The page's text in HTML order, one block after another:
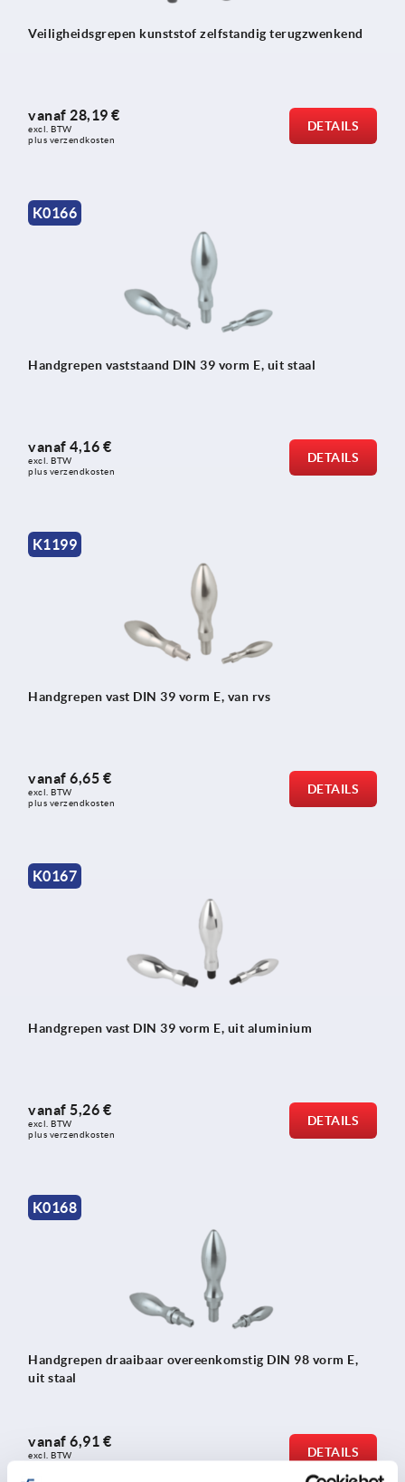
Veiligheidsgrepen kunststof zelfstandig terugzwenkend
vanaf 28,19 €
excl. BTW
plus verzendkosten
DETAILS
K0166
Handgrepen vaststaand DIN 39 vorm E, uit staal
vanaf 4,16 €
excl. BTW
plus verzendkosten
DETAILS
K1199
Handgrepen vast DIN 39 vorm E, van rvs
vanaf 6,65 €
excl. BTW
plus verzendkosten
DETAILS
K0167
Handgrepen vast DIN 39 vorm E, uit aluminium
vanaf 5,26 €
excl. BTW
plus verzendkosten
DETAILS
K0168
Handgrepen draaibaar overeenkomstig DIN 98 vorm E,
uit staal
vanaf 6,91 €
excl. BTW
DETAILS